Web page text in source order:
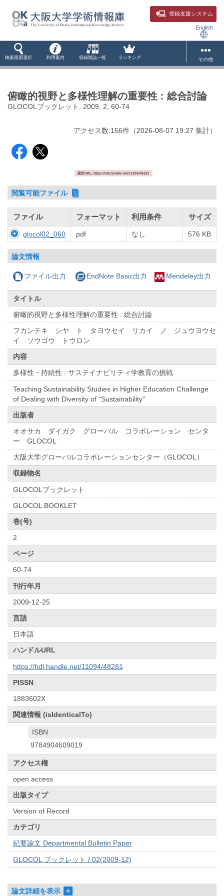
登録支援システム
English
検索画面選択 利用案内 収録雑誌一覧 ランキング その他
俯瞰的視野と多様性理解の重要性 : 総合討論
GLOCOLブックレット, 2009, 2, 60-74
アクセス数:156件 （2026-08-07 19:27 集計）
固定URL: https://hdl.handle.net/11094/48281
閲覧可能ファイル
ファイル フォーマット 利用条件 サイズ
glocol02_060 pdf なし 576 KB
論文情報
ファイル出力 EndNote Basic出力 Mendeley出力
タイトル
俯瞰的視野と多様性理解の重要性 : 総合討論
フカンテキ シヤ ト タヨウセイ リカイ ノ ジュウヨウセ
イ ソウゴウ トウロン
内容
多様性・持続性 : サステイナビリティ学教育の挑戦
Teaching Sustainability Studies in Higher Education Challenge
of Dealing with Diversity of "Sustainability"
出版者
オオサカ ダイガク グローバル コラボレーション センタ
ー GLOCOL
大阪大学グローバルコラボレーションセンター（GLOCOL）
収録物名
GLOCOLブックレット
GLOCOL BOOKLET
巻(号)
2
ページ
60-74
刊行年月
2009-12-25
言語
日本語
ハンドルURL
https://hdl.handle.net/11094/48281
PISSN
1883602X
関連情報 (isIdenticalTo)
ISBN
9784904609019
アクセス権
open access
出版タイプ
Version of Record
カテゴリ
紀要論文 Departmental Bulletin Paper
GLOCOL ブックレット / 02(2009-12)
論文詳細を表示